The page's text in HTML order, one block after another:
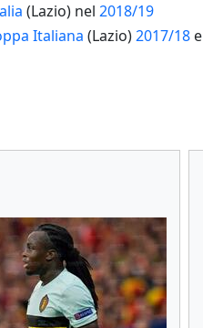
(Lazio) nel 2018/19
Italiana (Lazio)2017/18e